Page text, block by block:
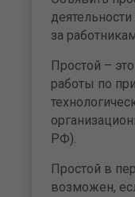
за
Простой –
работы по
РФ).
Простой в
возможен,